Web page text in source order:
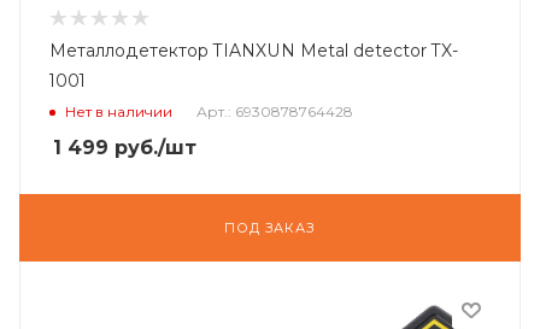
Металлодетектор TIANXUN Metal detector TX-
1001
Нет в наличии Арт.: 6930878764428
1 499 руб./шт
ПОД ЗАКАЗ